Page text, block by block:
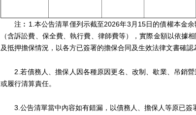
注︰1.本公告清單僅列示截至2026年3月15日的債權本金余
（含訴訟費、保全費、執行費、律師費等），實際金額以依
及抵押擔保情況，以各方已簽署的擔保合同及生效法律文書確認
2.若債務人、擔保人因各種原因更名、改制、歇業、吊銷營
或履行清算責任。
3.公告清單當中內容如有錯漏，以債務人、擔保人等原已簽